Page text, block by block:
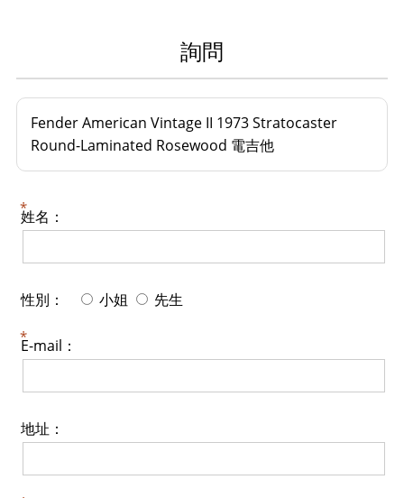
詢問
Fender American Vintage II 1973 Stratocaster
Round-Laminated Rosewood 電吉他
姓名：
性別： 小姐 先生
E-mail：
地址：